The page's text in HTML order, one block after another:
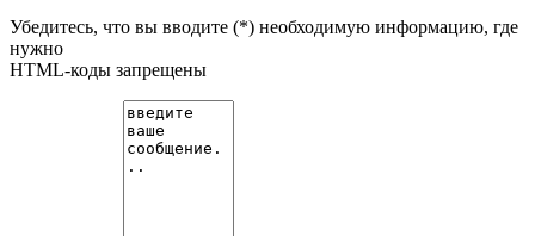
Убедитесь, что вы вводите (*) необходимую информацию, где
нужно
HTML-коды запрещены